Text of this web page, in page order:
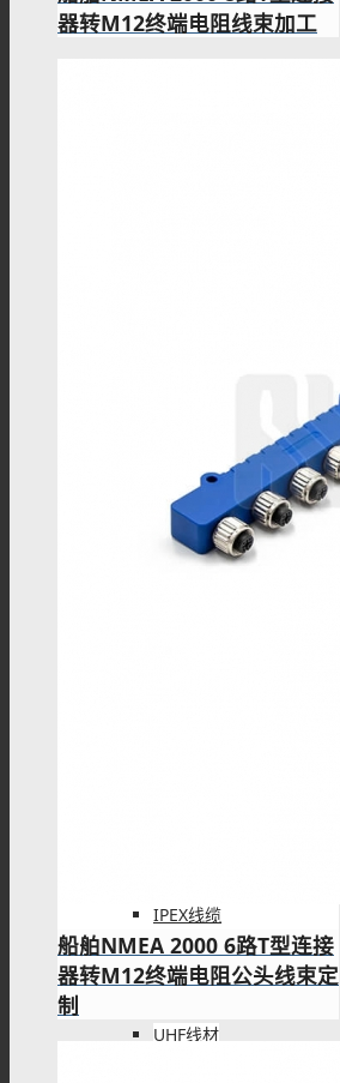
HSD线材
IPEX线缆
UHF线材
器转M12终端电阻线束加工
船舶NMEA 2000 6路T型连接
器转M12终端电阻公头线束定
制